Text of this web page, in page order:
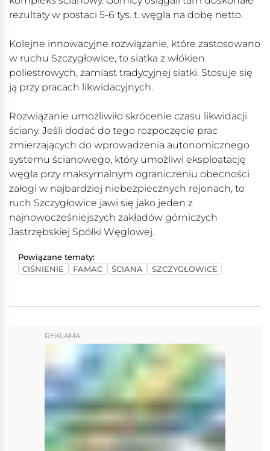
rezultaty w postaci 5-6 tys. t. węgla na dobę netto.
Kolejne innowacyjne rozwiązanie, które zastosowano
w ruchu Szczygłowice, to siatka z włókien
poliestrowych, zamiast tradycyjnej siatki. Stosuje się
ją przy pracach likwidacyjnych.
Rozwiązanie umożliwiło skrócenie czasu likwidacji
ściany. Jeśli dodać do tego rozpoczęcie prac
zmierzających do wprowadzenia autonomicznego
systemu ścianowego, który umożliwi eksploatację
węgla przy maksymalnym ograniczeniu obecności
załogi w najbardziej niebezpiecznych rejonach, to
ruch Szczygłowice jawi się jako jeden z
najnowocześniejszych zakładów górniczych
Jastrzębskiej Spółki Węglowej.
Powiązane tematy:
CIŚNIENIE
FAMAC ŚCIANA SZCZYGŁOWICE
REKLAMA